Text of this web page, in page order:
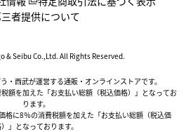
者提供について
& Seibu Co.,Ltd. All Rights Reserved.
・西武が運営する通販・オンラインストアです。
額を加えた「お支払い総額（税込価格）」となってお
ります。
格に8％の消費税額を加えた「お支払い総額（税込価
」となっております。